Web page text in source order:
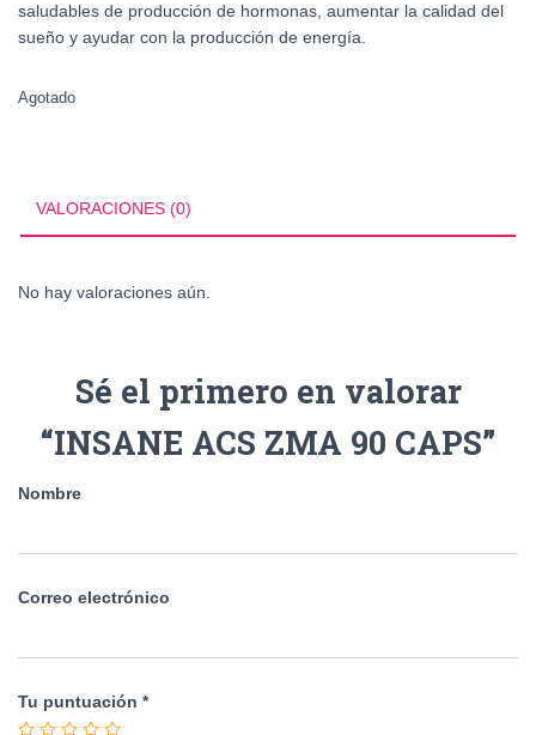
saludables de producción de hormonas, aumentar la calidad del
sueño y ayudar con la producción de energía.
Agotado
VALORACIONES (0)
No hay valoraciones aún.
Sé el primero en valorar
“INSANE ACS ZMA 90 CAPS”
Nombre
Correo electrónico
Tu puntuación *